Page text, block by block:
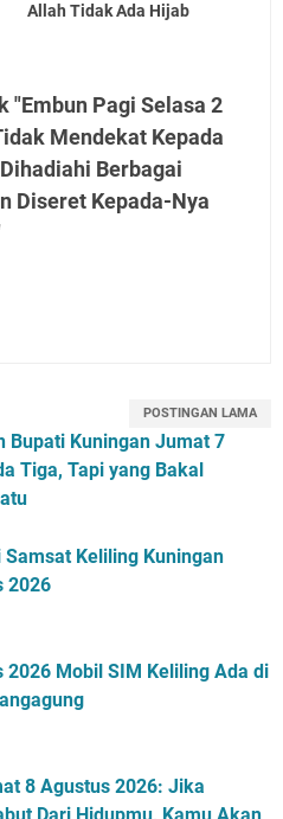
Allah Tidak Ada Hijab
"Embun Pagi Selasa 2
Mendekat Kepada
Berbagai
Diseret Kepada-Nya
POSTINGAN LAMA
Bupati Kuningan Jumat 7
Tiga, Tapi yang Bakal
Samsat Keliling Kuningan
2026
2026 Mobil SIM Keliling Ada di
8 Agustus 2026: Jika